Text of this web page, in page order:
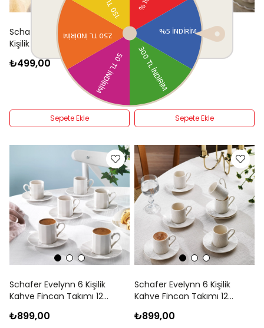
Schafer Kingdom Paws 2
Kişilik Kahve Fincan Takımı 4
Parça-Cat
₺499,00
Sepete Ekle
Schafer Evelynn 6 Kişilik
Kahve Fincan Takımı 12
Parça-Non04
₺899,00
Sepete Ekle
Schafer Evelynn 6 Kişilik
Kahve Fincan Takımı 12
₺899,00
Schafer Evelynn 6 Kişilik
Kahve Fincan Takımı 12
₺899,00